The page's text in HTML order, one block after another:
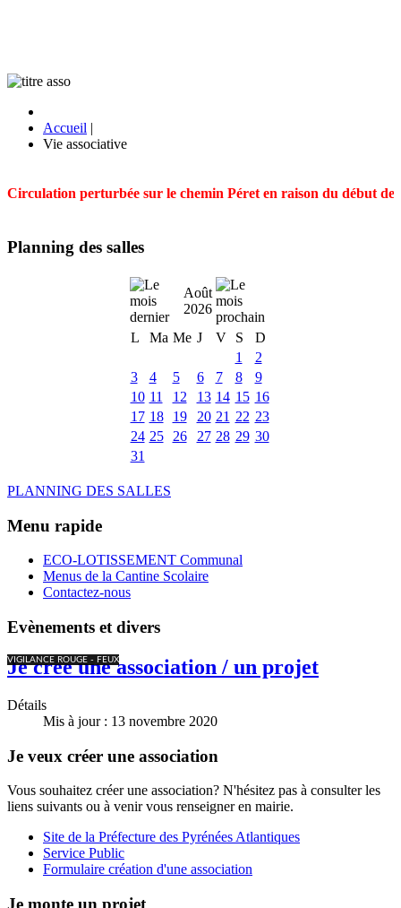
Accueil |
Vie associative
Circulation perturbée sur le chemin Péret en raison du début
Planning des salles
Août
2026
L
Ma Me J V S
D
1
2
3
4 5 6 7 8
9
10 11 12 13 14 15 16
17 18 19 20 21 22 23
24 25 26 27 28 29 30
31
PLANNING DES SALLES
Menu rapide
ECO-LOTISSEMENT Communal
Menus de la Cantine Scolaire
Contactez-nous
Evènements et divers
VIGILANCE ROUGE - FEUX
Je crée une association / un projet
Détails
Mis à jour : 13 novembre 2020
Je veux créer une association
Vous souhaitez créer une association? N'hésitez pas à consulter les
liens suivants ou à venir vous renseigner en mairie.
Site de la Préfecture des Pyrénées Atlantiques
Service Public
Formulaire création d'une association
Je monte un projet